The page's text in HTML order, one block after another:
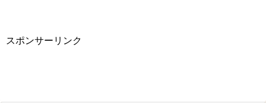
スポンサーリンク